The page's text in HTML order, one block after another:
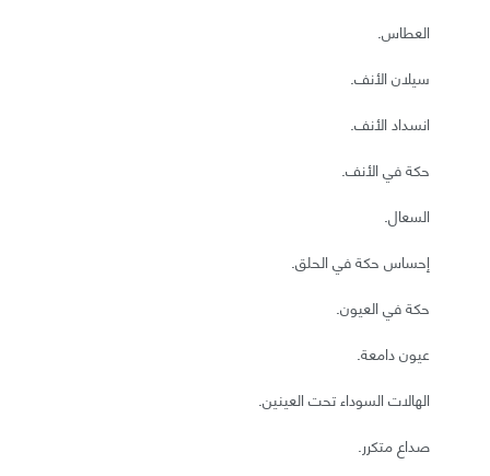
العطاس.
سيلان الأنف.
انسداد الأنف.
حكة في الأنف.
السعال.
إحساس حكة في الحلق.
حكة في العيون.
عيون دامعة.
الهالات السوداء تحت العينين.
صداع متكرر.